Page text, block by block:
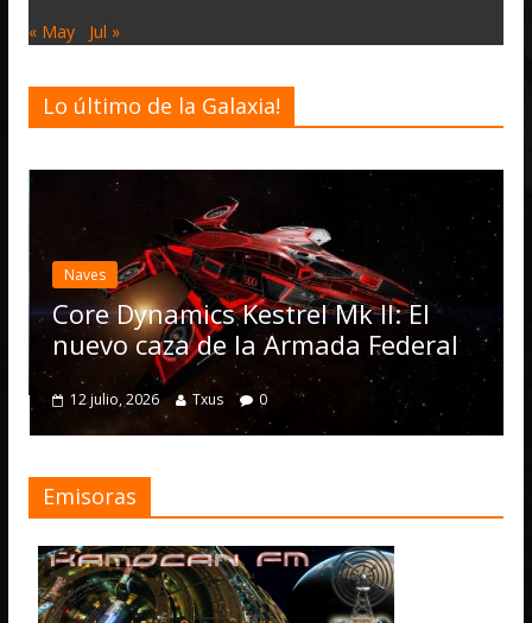
« May Jul »
Lo último de la Galaxia!
Dynamics Kestrel Mk II: El
caza de la Armada Federal
julio, 2026 Txus 0
Desarrollo
Emisoras